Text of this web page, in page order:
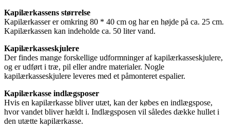
Kapilærkassens størrelse
Kapilærkasser er omkring 80 * 40 cm og har en højde på ca. 25 cm.
Kapilærkassen kan indeholde ca. 50 liter vand.
Kapilærkasseskjulere
Der findes mange forskellige udformninger af kapilærkasseskjulere,
og er udført i træ, pil eller andre materialer. Nogle
kapilærkasseskjulere leveres med et påmonteret espalier.
Kapilærkasse indlægsposer
Hvis en kapilærkasse bliver utæt, kan der købes en indlægspose,
hvor vandet bliver hældt i. Indlægsposen vil således dække hullet i
den utætte kapilærkasse.